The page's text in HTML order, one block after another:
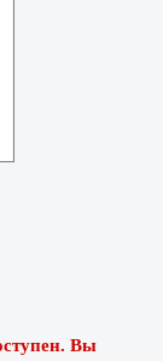
Вы